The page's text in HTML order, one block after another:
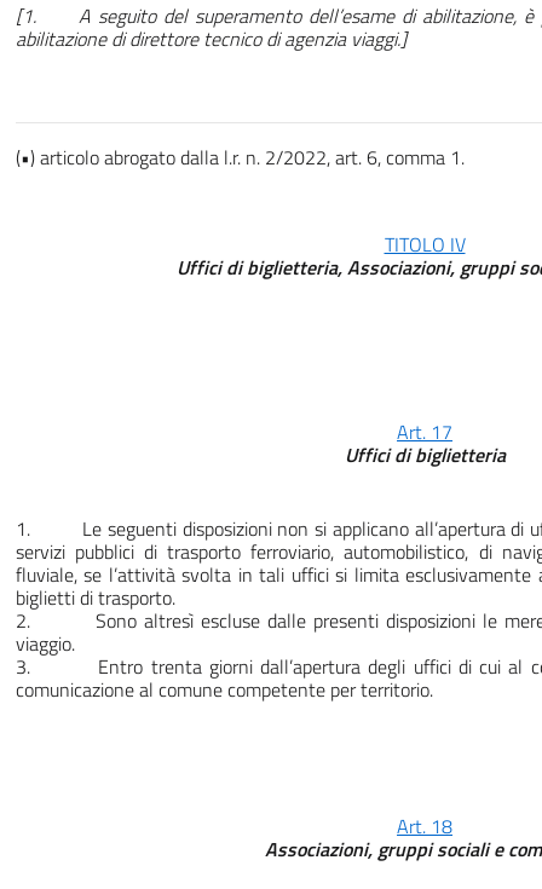
[1. A seguito del superamento dell’esame di abilitazione, è
abilitazione di direttore tecnico di agenzia viaggi.]
(•) articolo abrogato dalla l.r. n. 2/2022, art. 6, comma 1.
TITOLO IV
Uffici di biglietteria, Associazioni, gruppi
Art. 17
Uffici di biglietteria
1. Le seguenti disposizioni non si applicano all’apertura di
servizi pubblici di trasporto ferroviario, automobilistico, di
fluviale, se l’attività svolta in tali uffici si limita
biglietti di trasporto.
2. Sono altresì escluse dalle presenti disposizioni le
viaggio.
3. Entro trenta giorni dall’apertura degli uffici di cui al
comunicazione al comune competente per territorio.
Art. 18
Associazioni, gruppi sociali e